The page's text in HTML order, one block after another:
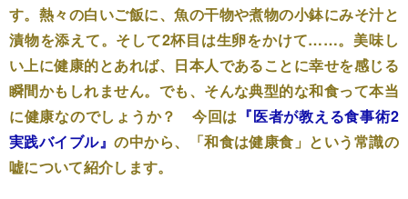
す。熱々の白いご飯に、魚の干物や煮物の小鉢にみそ汁と
漬物を添えて。そして2杯目は生卵をかけて……。美味し
い上に健康的とあれば、日本人であることに幸せを感じる
瞬間かもしれません。でも、そんな典型的な和食って本当
に健康なのでしょうか？ 今回は 『医者が教える食事術2
実践バイブル』の中から、「和食は健康食」という常識の
嘘について紹介します。